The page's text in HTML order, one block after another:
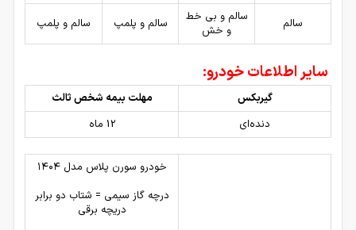
سالم
سالم و بی خط
و خش
سالم و پلمپ سالم و پلمپ
سایر اطلاعات خودرو:
گیربکس
مهلت بیمه شخص ثالث
دنده‌ای
12 ماه
خودرو سورن پلاس مدل ۱۴۰۴
درچه گاز سیمی = شتاب دو برابر
دریچه برقی